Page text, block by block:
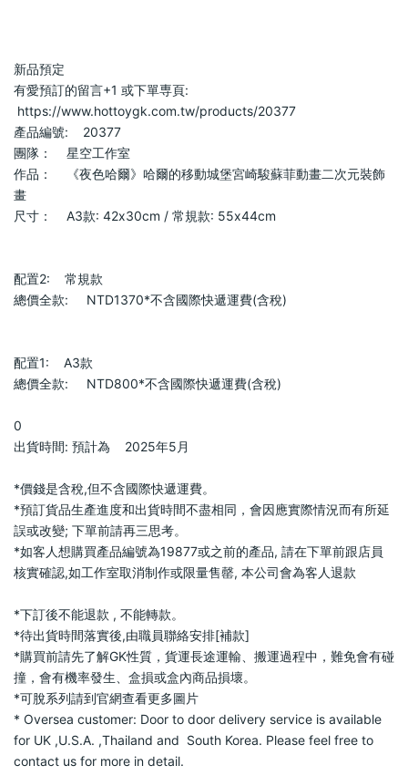
新品預定
有愛預訂的留言+1 或下單専頁:
https://www.hottoygk.com.tw/products/20377
產品編號:    20377
團隊：    星空工作室
作品：    《夜色哈爾》哈爾的移動城堡宮崎駿蘇菲動畫二次元裝飾
畫
尺寸：    A3款: 42x30cm / 常規款: 55x44cm
配置2:    常規款
總價全款:     NTD1370*不含國際快遞運費(含稅)
配置1:    A3款
總價全款:     NTD800*不含國際快遞運費(含稅)
0
出貨時間: 預計為    2025年5月
*價錢是含稅,但不含國際快遞運費。
*預訂貨品生產進度和出貨時間不盡相同，會因應實際情況而有所延
誤或改變; 下單前請再三思考。
*如客人想購買產品編號為19877或之前的產品, 請在下單前跟店員
核實確認,如工作室取消制作或限量售罄, 本公司會為客人退款
*下訂後不能退款 , 不能轉款。
*待出貨時間落實後,由職員聯絡安排[補款]
*購買前請先了解GK性質，貨運長途運輸、搬運過程中，難免會有碰
撞，會有機率發生、盒損或盒內商品損壞。
*可脫系列請到官網查看更多圖片
* Oversea customer: Door to door delivery service is available
for UK ,U.S.A. ,Thailand and  South Korea. Please feel free to
contact us for more in detail.